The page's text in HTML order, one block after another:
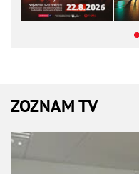
ZOZNAM TV